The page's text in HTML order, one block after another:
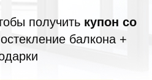
получить купон со
балкона +